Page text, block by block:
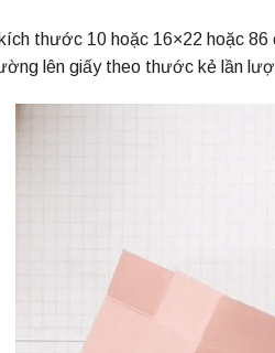
kích thước 10 hoặc 16×22 hoặc
lên giấy theo thước kẻ lần